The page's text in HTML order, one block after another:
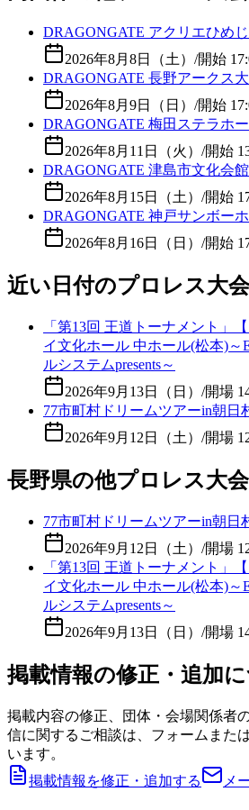
DRAGONGATE アクリエひめ
2026年8月8日（土） /開始
DRAGONGATE 長野アークス
2026年8月9日（日） /開始
DRAGONGATE 梅田ステラホ
2026年8月11日（火） /開始
DRAGONGATE 津島市文化会
2026年8月15日（土） /開始
DRAGONGATE 神戸サンボー
2026年8月16日（日） /開始
近い日付のプロレス大会
「第13回 王道トーナメント」
イ文化ホール 中ホール(松本)～
ルシステムpresents～
2026年9月13日（日） /開場
77市町村ドリームツアーin朝日
2026年9月12日（土） /開場
長野県の他プロレス大会
77市町村ドリームツアーin朝日
2026年9月12日（土） /開場
「第13回 王道トーナメント」
イ文化ホール 中ホール(松本)～
ルシステムpresents～
2026年9月13日（日） /開場
掲載情報の修正・追加
掲載内容の修正、団体・会場関係者
信に関するご相談は、フォームまた
います。
掲載情報を修正・追加する
メ